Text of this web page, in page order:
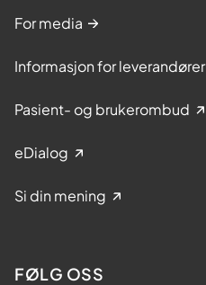
For media
Informasjon for leverandører
Pasient- og brukerombud
eDialog
Si din mening
FØLG OSS